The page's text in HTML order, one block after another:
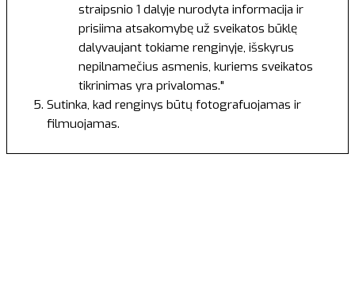
straipsnio 1 dalyje nurodyta informacija ir
prisiima atsakomybę už sveikatos būklę
dalyvaujant tokiame renginyje, išskyrus
nepilnamečius asmenis, kuriems sveikatos
tikrinimas yra privalomas."
Sutinka, kad renginys būtų fotografuojamas ir
filmuojamas.